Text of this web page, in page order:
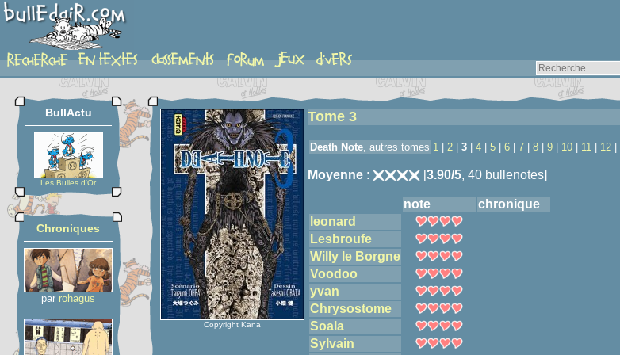
detail-etoiles
BullActu
Les Bulles d'Or
Chroniques
par rohagus
Copyright Kana
Tome 3
Death Note, autres tomes 1 2 3 4 5 6 7 8 9 10 11 12
Moyenne : [3.90/5, 40 bullenotes]
note
chronique
leonard
Lesbroufe
Willy le Borgne
Voodoo
yvan
Chrysostome
Soala
Sylvain